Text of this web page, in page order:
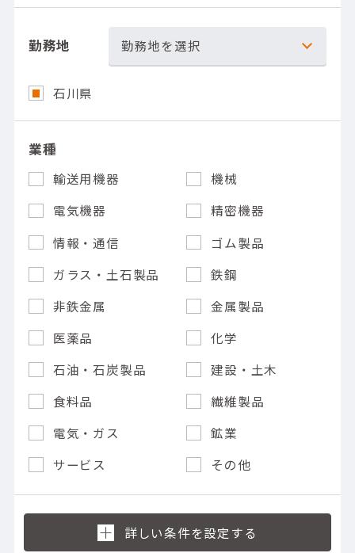
勤務地 勤務地を選択
石川県
業種
輸送用機器
機械
電気機器
精密機器
情報・通信
ゴム製品
ガラス・土石製品
鉄鋼
非鉄金属
金属製品
医薬品
化学
石油・石炭製品
建設・土木
食料品
繊維製品
電気・ガス
鉱業
サービス
その他